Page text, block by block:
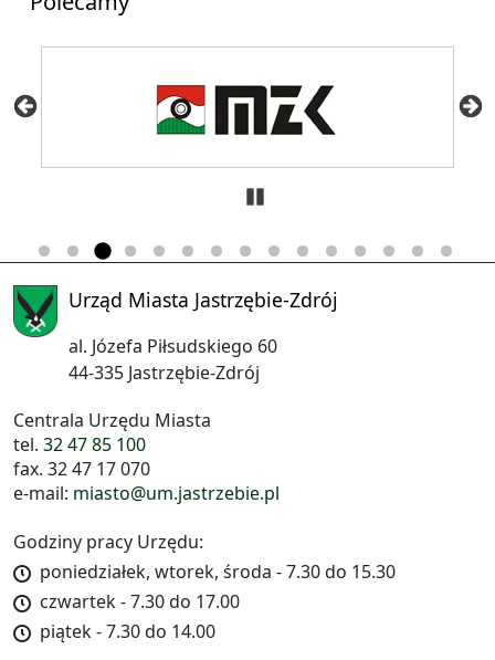
Zatrzymaj
Urząd Miasta Jastrzębie-Zdrój
al. Józefa Piłsudskiego 60
44-335 Jastrzębie-Zdrój
Centrala Urzędu Miasta
tel. 32 47 85 100
fax. 32 47 17 070
e-mail: miasto@um.jastrzebie.pl
Godziny pracy Urzędu:
poniedziałek, wtorek, środa - 7.30 do 15.30
czwartek - 7.30 do 17.00
piątek - 7.30 do 14.00